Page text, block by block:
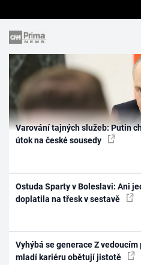
Varování tajných služeb: Putin
útok na české sousedy
Ostuda Sparty v Boleslavi: Ani
doplatila na třesk v sestavě
Vyhýbá se generace Z
mladí kariéru obětují jistotě